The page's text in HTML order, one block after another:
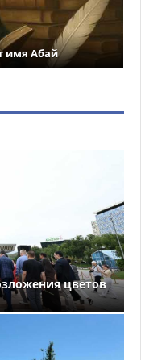
имя Абай
цветов